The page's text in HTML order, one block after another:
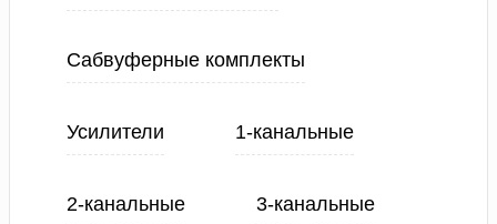
Сабвуферные комплекты
Усилители 1-канальные
2-канальные 3-канальные